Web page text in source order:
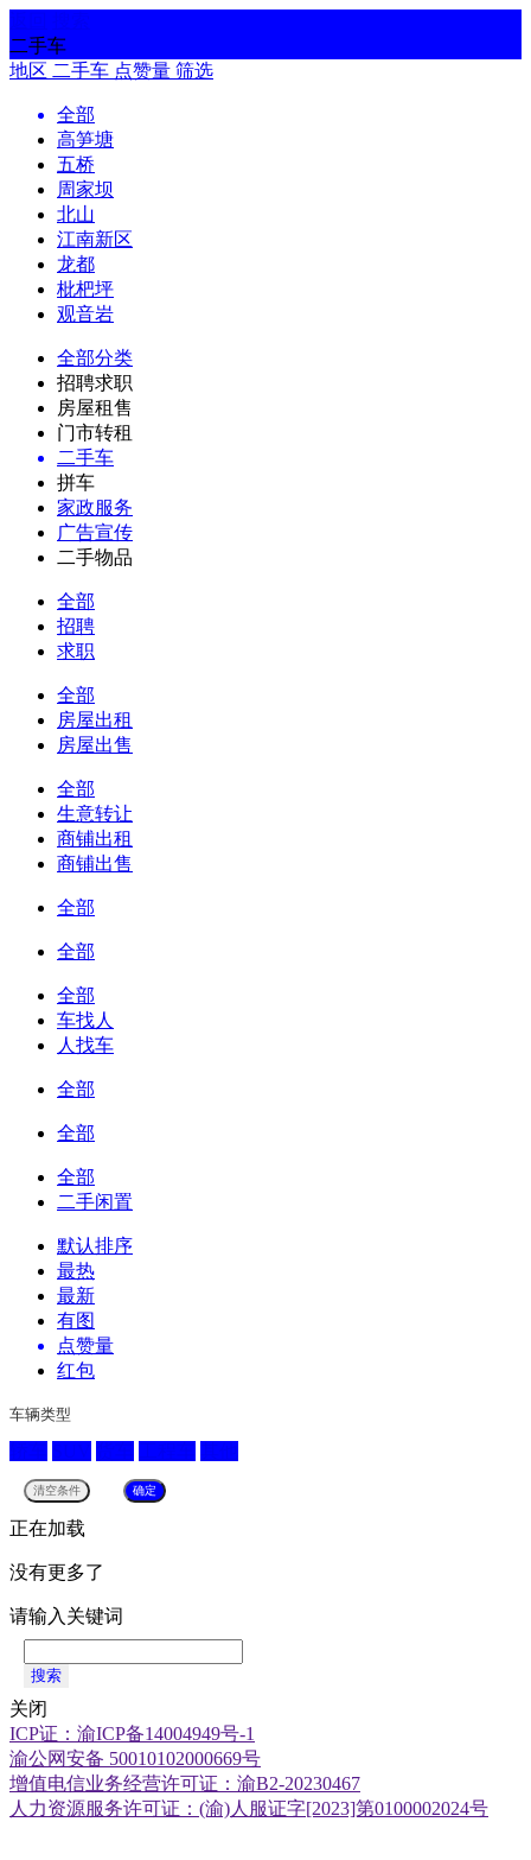
二手车
地区 二手车 点赞量 筛选
全部
高笋塘
五桥
周家坝
北山
江南新区
龙都
枇杷坪
观音岩
全部分类
招聘求职
房屋租售
门市转租
二手车
拼车
家政服务
广告宣传
二手物品
全部
招聘
求职
全部
房屋出租
房屋出售
全部
生意转让
商铺出租
商铺出售
全部
全部
全部
车找人
人找车
全部
全部
全部
二手闲置
默认排序
最热
最新
有图
点赞量
红包
车辆类型
正在加载
没有更多了
请输入关键词
搜索
关闭
ICP证：渝ICP备14004949号-1
渝公网安备 50010102000669号
增值电信业务经营许可证：渝B2-20230467
人力资源服务许可证：(渝)人服证字[2023]第0100002024号